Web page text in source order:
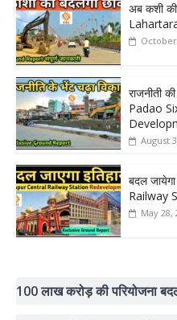
अब कशी
राजनीती
Padao
August
बदल
Railway
May 28,
100 लाख करोड़ की परियोजना